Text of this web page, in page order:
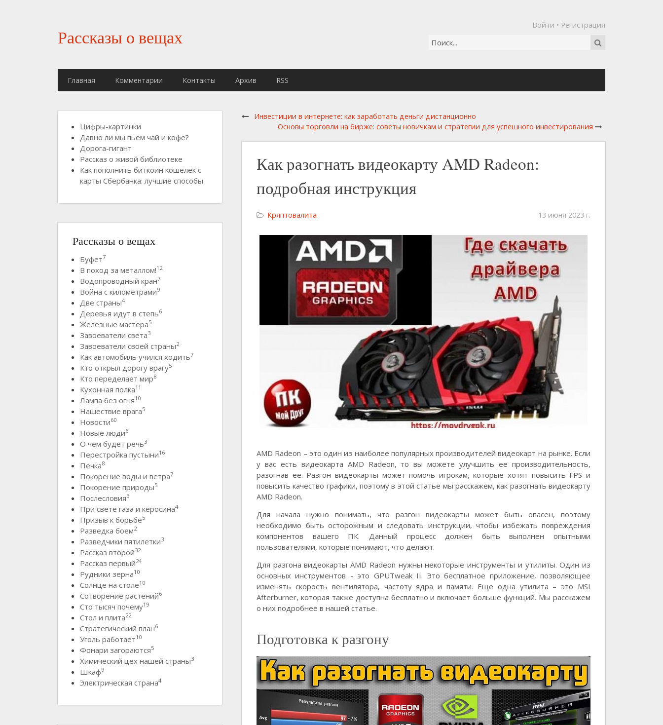
Рассказы о вещах
Войти • Регистрация
Главная Комментарии Контакты Архив RSS
Инвестиции в интернете: как заработать деньги дистанционно
Основы торговли на бирже: советы новичкам и стратегии для успешного инвестирования
Как разогнать видеокарту AMD Radeon:
подробная инструкция
Кряптовалита 13 июня 2023 г.
AMD Radeon – это один из наиболее популярных производителей видеокарт на рынке. Если
у вас есть видеокарта AMD Radeon, то вы можете улучшить ее производительность,
разогнав ее. Разгон видеокарты может помочь игрокам, которые хотят повысить FPS и
повысить качество графики, поэтому в этой статье мы расскажем, как разогнать видеокарту
AMD Radeon.
Для начала нужно понимать, что разгон видеокарты может быть опасен, поэтому
необходимо быть осторожным и следовать инструкции, чтобы избежать повреждения
компонентов вашего ПК. Данный процесс должен быть выполнен опытными
пользователями, которые понимают, что делают.
Для разгона видеокарты AMD Radeon нужны некоторые инструменты и утилиты. Один из
основных инструментов - это GPUTweak II. Это бесплатное приложение, позволяющее
изменять скорость вентилятора, частоту ядра и памяти. Еще одна утилита – это MSI
Afterburner, которая также доступна бесплатно и включает больше функций. Мы расскажем
о них подробнее в нашей статье.
Подготовка к разгону
Цифры-картинки
Давно ли мы пьем чай и кофе?
Дорога-гигант
Рассказ о живой библиотеке
Как пополнить биткоин кошелек с
карты Сбербанка: лучшие способы
Рассказы о вещах
Буфет7
В поход за металлом!12
Водопроводный кран7
Война с километрами9
Две страны4
Деревья идут в степь6
Железные мастера5
Завоеватели света3
Завоеватели своей страны2
Как автомобиль учился ходить7
Кто открыл дорогу врагу5
Кто переделает мир8
Кухонная полка11
Лампа без огня10
Нашествие врага5
Новости60
Новые люди6
О чем будет речь3
Перестройка пустыни16
Печка8
Покорение воды и ветра7
Покорение природы5
Послесловия3
При свете газа и керосина4
Призыв к борьбе5
Разведка боем2
Разведчики пятилетки3
Рассказ второй32
Рассказ первый24
Рудники зерна10
Солнце на столе10
Сотворение растений6
Сто тысяч почему19
Стол и плита22
Стратегический план6
Уголь работает10
Фонари загораются5
Химический цех нашей страны3
Шкаф9
Электрическая страна4